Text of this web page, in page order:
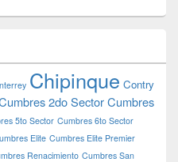
Chipinque Contry
2do SectorCumbres
5to Sector Cumbres 6to Sector
Elite Cumbres Elite Premier
Renacimiento Cumbres San